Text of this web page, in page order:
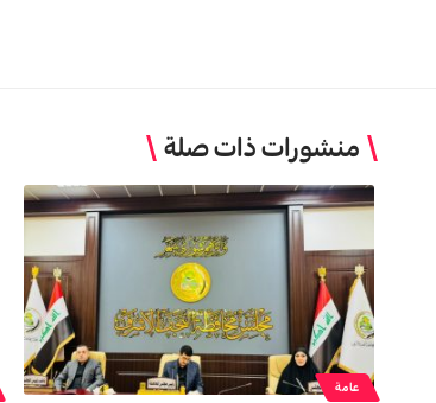
منشورات ذات صلة
عامة